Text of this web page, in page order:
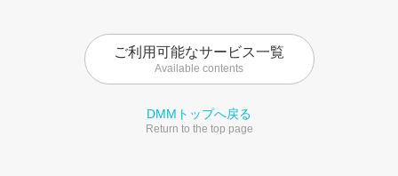
ご利用可能なサービス一覧
Available contents
DMMトップへ戻る
Return to the top page